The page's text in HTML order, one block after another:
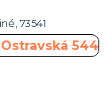
73541